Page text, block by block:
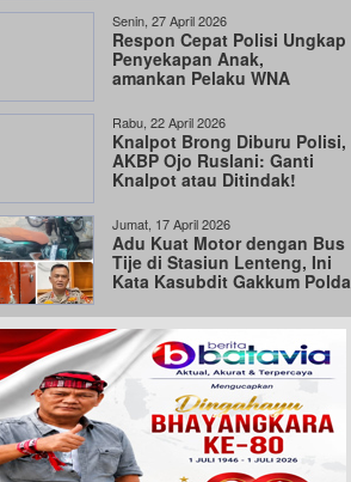
Senin, 27 April 2026
Respon Cepat Polisi Ungkap
Penyekapan Anak,
amankan Pelaku WNA
Rabu, 22 April 2026
Knalpot Brong Diburu Polisi,
AKBP Ojo Ruslani: Ganti
Knalpot atau Ditindak!
Jumat, 17 April 2026
Adu Kuat Motor dengan Bus
Tije di Stasiun Lenteng, Ini
Kata Kasubdit Gakkum Polda